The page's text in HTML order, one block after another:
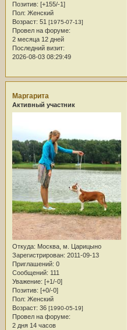
Позитив: [+155/-1]
Пол: Женский
Возраст: 51 [1975-07-13]
Провел на форуме:
2 месяца 12 дней
Последний визит:
2026-08-03 08:29:49
Маргарита
Активный участник
Откуда: Москва, м. Царицыно
Зарегистрирован: 2011-09-13
Приглашений: 0
Сообщений: 111
Уважение: [+1/-0]
Позитив: [+0/-0]
Пол: Женский
Возраст: 36 [1990-05-19]
Провел на форуме:
2 дня 14 часов